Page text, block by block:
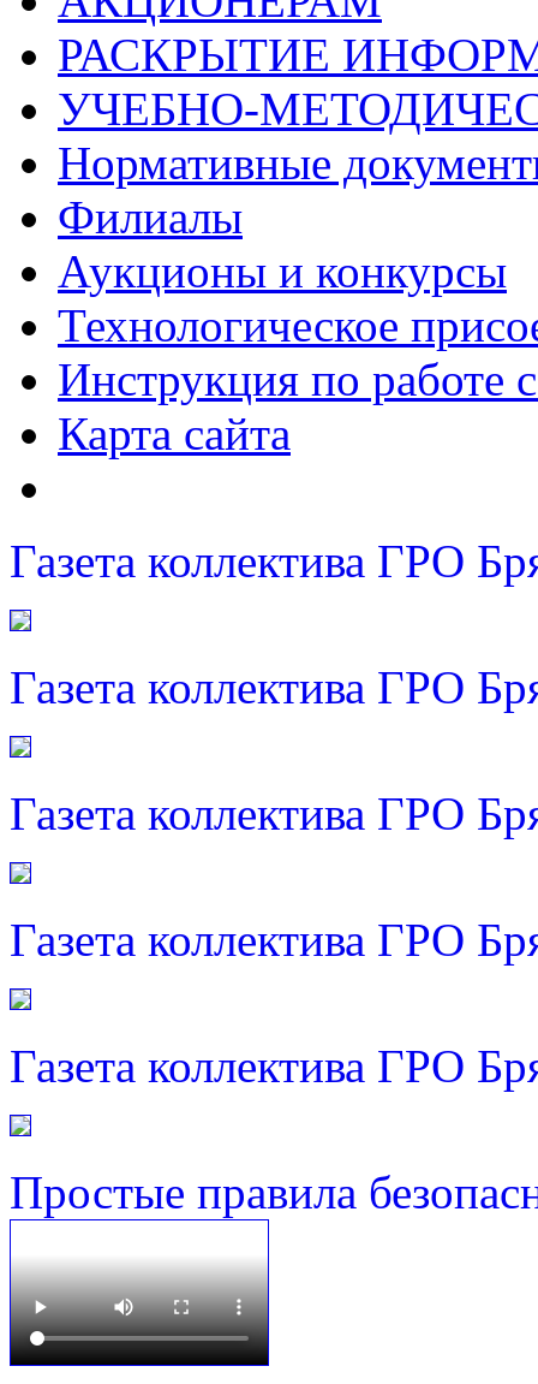
РАСКРЫТИЕ
УЧЕБНО-
Нормативные
Филиалы
Аукционы и конкурсы
Технологическое
Инструкция по работе
Карта сайта
Газета коллектива ГРО
Газета коллектива ГРО
Газета коллектива ГРО
Газета коллектива ГРО
Газета коллектива ГРО
Простые правила